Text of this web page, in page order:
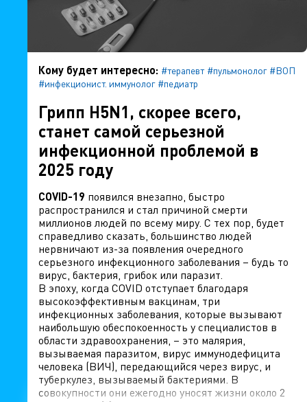
Кому будет интересно: #терапевт #пульмонолог #ВОП
#инфекционист. иммунолог #педиатр
Грипп H5N1, скорее всего,
станет самой серьезной
инфекционной проблемой в
2025 году
COVID-19 появился внезапно, быстро
распространился и стал причиной смерти
миллионов людей по всему миру. С тех пор, будет
справедливо сказать, большинство людей
нервничают из-за появления очередного
серьезного инфекционного заболевания – будь то
вирус, бактерия, грибок или паразит.
В эпоху, когда COVID отступает благодаря
высокоэффективным вакцинам, три
инфекционных заболевания, которые вызывают
наибольшую обеспокоенность у специалистов в
области здравоохранения, – это малярия,
вызываемая паразитом, вирус иммунодефицита
человека (ВИЧ), передающийся через вирус, и
туберкулез, вызываемый бактериями. В
совокупности они ежегодно уносят жизни около 2